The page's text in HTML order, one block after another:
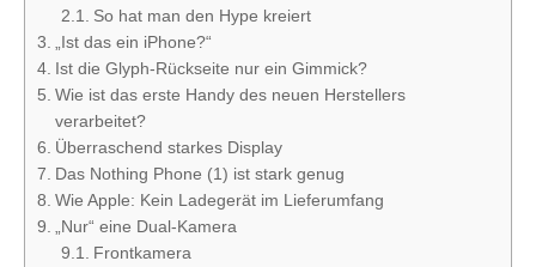
So hat man den Hype kreiert
„Ist das ein iPhone?“
Ist die Glyph-Rückseite nur ein Gimmick?
Wie ist das erste Handy des neuen Herstellers
verarbeitet?
Überraschend starkes Display
Das Nothing Phone (1) ist stark genug
Wie Apple: Kein Ladegerät im Lieferumfang
„Nur“ eine Dual-Kamera
Frontkamera